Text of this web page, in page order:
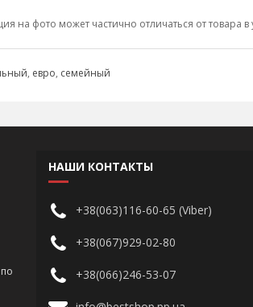
фото может частично отличаться от товара в
, евро, семейный
НАШИ КОНТАКТЫ
+38(063)116-60-65 (Viber)
+38(067)929-02-80
+38(066)246-53-07